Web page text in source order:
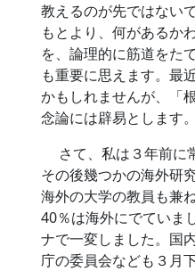
教えるのが先ではない
もとより、何があるか
を、論理的に筋道をた
も重要に思えます。最
かもしれませんが、「
念論には辟易とします。
さて、私は３年前に
その後幾つかの海外研
海外の大学の教員も兼
40％は海外にでていま
ナで一変しました。国
庁の委員会なども３月